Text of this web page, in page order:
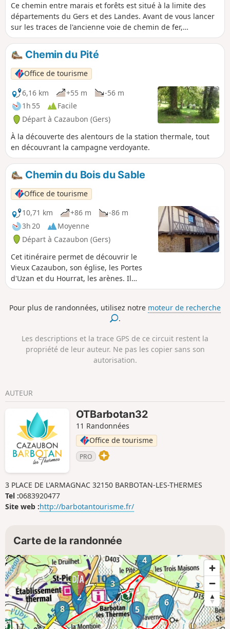
Ce chemin entre marais et forêts est situé à la limite des
départements du Gers et des Landes. Avant de vous lancer
sur les traces de l'ancienne voie de chemin de fer,
aujourd'hui Voie Verte du Marsan et de l'Armagnac, profiter
de la richesse de notre patrimoine naturel.
Chemin du Pité
Office de tourisme
6,16 km
+55 m
-56 m
1h 55
Facile
Départ à Cazaubon (Gers)
À la découverte des alentours de la station thermale, tout
en découvrant la campagne verdoyante.
Chemin du Bois du Sable
Office de tourisme
10,71 km
+86 m
-86 m
3h 20
Moyenne
Départ à Cazaubon (Gers)
Cet itinéraire permet de découvrir le
Vieux Cazaubon, son église, les Portes
d'Uzan et du Hourrat, les arènes. Il
débute par le Lac de l'Uby et emprunte
aujourd'hui appelée Voie Verte du
Pour plus de randonnées, utilisez notre moteur de recherche
.
Les descriptions et la trace GPS de ce circuit restent la
propriété de leur auteur. Ne pas les copier sans son
autorisation.
AUTEUR
OTBarbotan32
11 Randonnées
Office de tourisme
PRO
3 PLACE DE L'ARMAGNAC 32150 BARBOTAN-LES-THERMES
Tel :0683920477
Site web :http://barbotantourisme.fr/
Carte de la randonnée
1
2
3
4
5
6
8